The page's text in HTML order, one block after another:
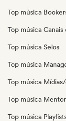
Top música
Top música
Top música Selos
Top música
Top música
Top música
Top música